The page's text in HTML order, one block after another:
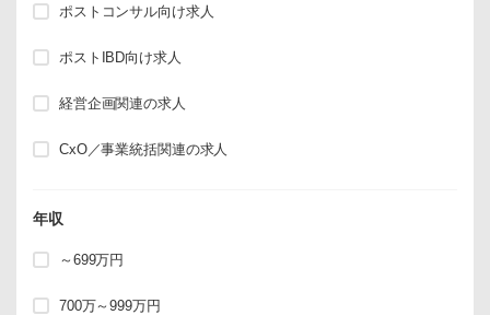
ポストコンサル向け求人
ポストIBD向け求人
経営企画関連の求人
CxO／事業統括関連の求人
年収
～699万円
700万～999万円